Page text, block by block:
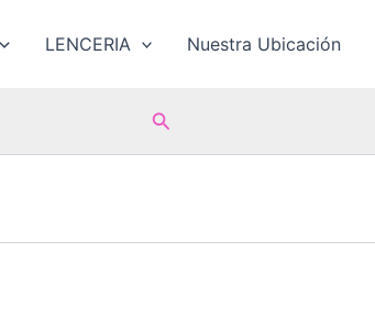
LENCERIA Nuestra Ubicación
Buscar